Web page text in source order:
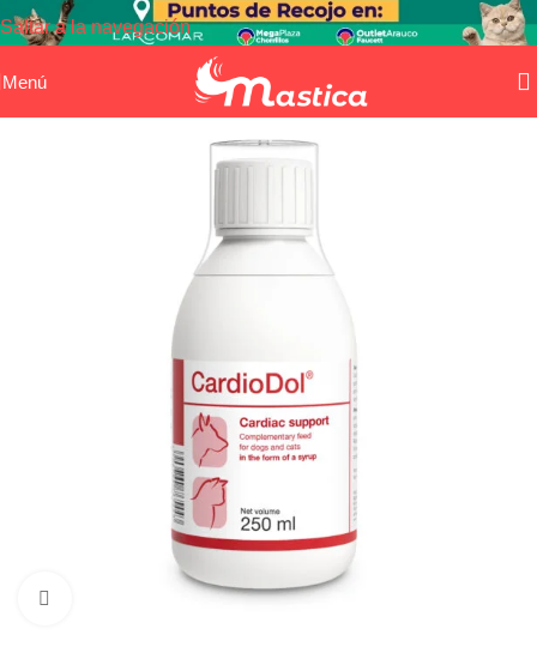
Saltar a la navegación
Saltar al contenido principal
Menú
Haga clic para ampliar